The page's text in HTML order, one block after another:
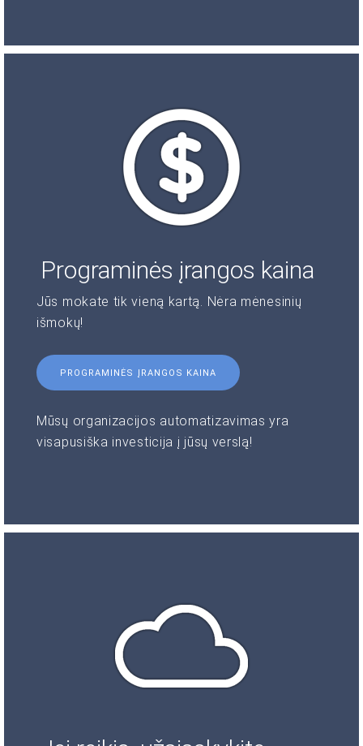
Programinės įrangos kaina
Jūs mokate tik vieną kartą. Nėra mėnesinių
išmokų!
PROGRAMINĖS ĮRANGOS KAINA
Mūsų organizacijos automatizavimas yra
visapusiška investicija į jūsų verslą!